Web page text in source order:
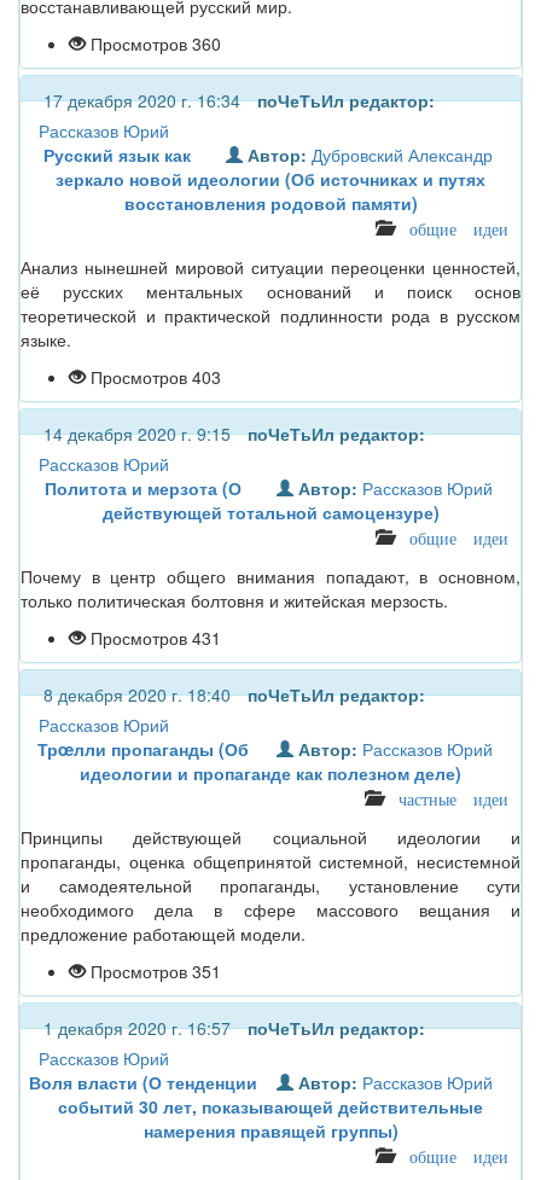
восстанавливающей русский мир.
Просмотров 360
17 декабря 2020 г. 16:34 поЧеТьИл редактор:
Рассказов Юрий
Автор: Дубровский Александр
Русский язык как
зеркало новой идеологии (Об источниках и путях
восстановления родовой памяти)
общие идеи
Анализ нынешней мировой ситуации переоценки ценностей,
её русских ментальных оснований и поиск основ
теоретической и практической подлинности рода в русском
языке.
Просмотров 403
14 декабря 2020 г. 9:15 поЧеТьИл редактор:
Рассказов Юрий
Автор: Рассказов Юрий
Политота и мерзота (О
действующей тотальной самоцензуре)
общие идеи
Почему в центр общего внимания попадают, в основном,
только политическая болтовня и житейская мерзость.
Просмотров 431
8 декабря 2020 г. 18:40 поЧеТьИл редактор:
Рассказов Юрий
Автор: Рассказов Юрий
Трœлли пропаганды (Об
идеологии и пропаганде как полезном деле)
частные идеи
Принципы действующей социальной идеологии и
пропаганды, оценка общепринятой системной, несистемной
и самодеятельной пропаганды, установление сути
необходимого дела в сфере массового вещания и
предложение работающей модели.
Просмотров 351
1 декабря 2020 г. 16:57 поЧеТьИл редактор:
Рассказов Юрий
Автор: Рассказов Юрий
Воля власти (О тенденции
событий 30 лет, показывающей действительные
намерения правящей группы)
общие идеи